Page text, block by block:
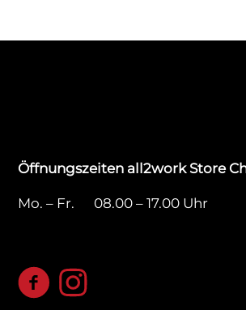
Öffnungszeiten all2work Store
Mo. – Fr. 08.00 – 17.00 Uhr